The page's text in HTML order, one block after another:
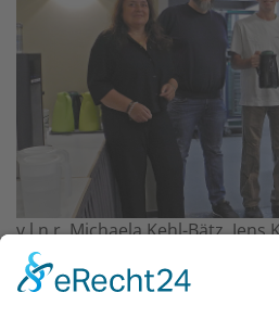
v.l.n.r. Michaela Kehl-Bätz, Jens
Flommersfeld und Julia Mand